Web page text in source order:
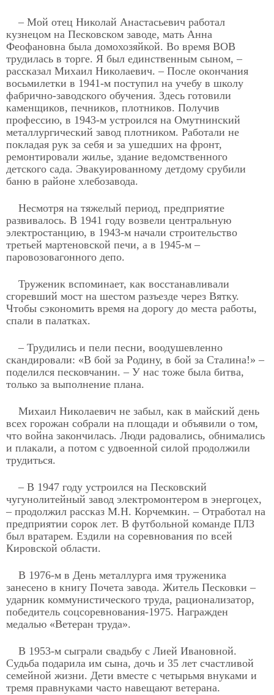
– Мой отец Николай Анастасьевич работал
кузнецом на Песковском заводе, мать Анна
Феофановна была домохозяйкой. Во время ВОВ
трудилась в торге. Я был единственным сыном, –
рассказал Михаил Николаевич. – После окончания
восьмилетки в 1941-м поступил на учебу в школу
фабрично-заводского обучения. Здесь готовили
каменщиков, печников, плотников. Получив
профессию, в 1943-м устроился на Омутнинский
металлургический завод плотником. Работали не
покладая рук за себя и за ушедших на фронт,
ремонтировали жилье, здание ведомственного
детского сада. Эвакуированному детдому срубили
баню в районе хлебозавода.
Несмотря на тяжелый период, предприятие
развивалось. В 1941 году возвели центральную
электростанцию, в 1943-м начали строительство
третьей мартеновской печи, а в 1945-м –
паровозовагонного депо.
Труженик вспоминает, как восстанавливали
сгоревший мост на шестом разъезде через Вятку.
Чтобы сэкономить время на дорогу до места работы,
спали в палатках.
– Трудились и пели песни, воодушевленно
скандировали: «В бой за Родину, в бой за Сталина!» –
поделился песковчанин. – У нас тоже была битва,
только за выполнение плана.
Михаил Николаевич не забыл, как в майский день
всех горожан собрали на площади и объявили о том,
что война закончилась. Люди радовались, обнимались
и плакали, а потом с удвоенной силой продолжили
трудиться.
– В 1947 году устроился на Песковский
чугунолитейный завод электромонтером в энергоцех,
– продолжил рассказ М.Н. Корчемкин. – Отработал на
предприятии сорок лет. В футбольной команде ПЛЗ
был вратарем. Ездили на соревнования по всей
Кировской области.
В 1976-м в День металлурга имя труженика
занесено в книгу Почета завода. Житель Песковки –
ударник коммунистического труда, рационализатор,
победитель соцсоревнования-1975. Награжден
медалью «Ветеран труда».
В 1953-м сыграли свадьбу с Лией Ивановной.
Судьба подарила им сына, дочь и 35 лет счастливой
семейной жизни. Дети вместе с четырьмя внуками и
тремя правнуками часто навещают ветерана.